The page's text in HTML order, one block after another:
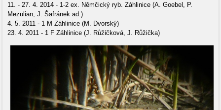
11. - 27. 4. 2014 - 1-2 ex. Němčický ryb. Záhlinice (A. Goebel, P.
Mezulian, J. Šafránek ad.)
4. 5. 2011 - 1 M Záhlinice (M. Dvorský)
23. 4. 2011 - 1 F Záhlinice (J. Růžičková, J. Růžička)